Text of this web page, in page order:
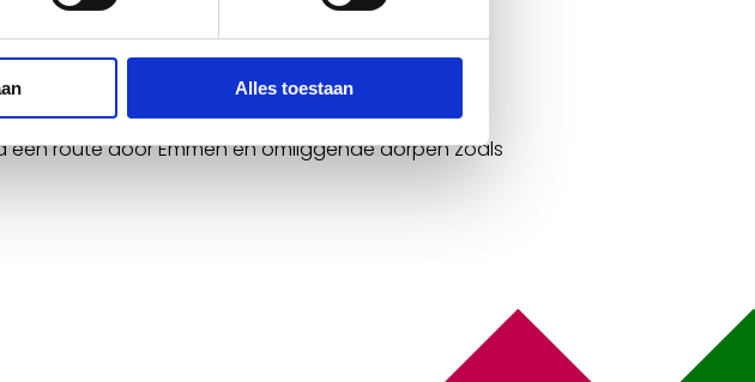
Alles toestaan
een onvergetelijke dag in een
route door Emmen en omliggende dorpen zoals